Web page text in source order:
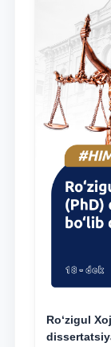
Ro‘zigul